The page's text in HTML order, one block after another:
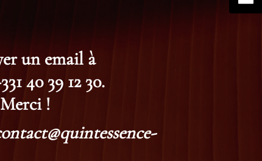
un email à
40 39 12 30.
!